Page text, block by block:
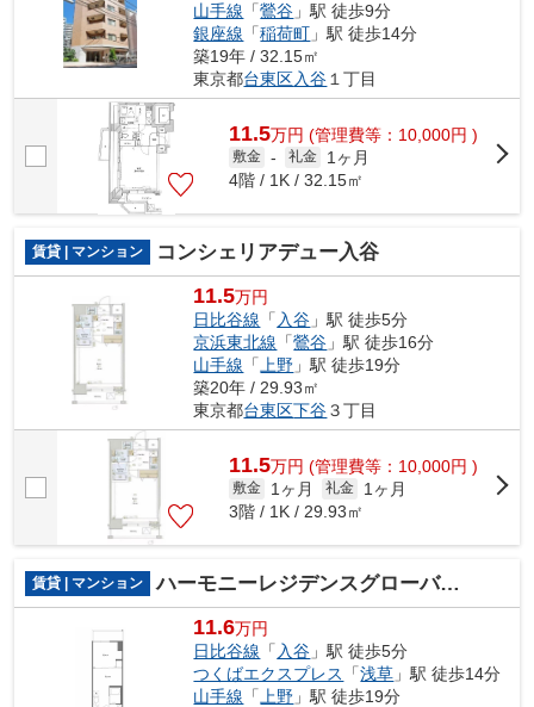
山手線 「鶯谷 」駅 徒歩9分
銀座線 「稲荷町 」駅 徒歩14分
築19年 / 32.15㎡
東京都台東区入谷１丁目
11.5万円 (管理費等：10,000円 )
敷金 - 礼金
1ヶ月
4階 / 1K / 32.15㎡
賃貸 | マンション コンシェリアデュー入谷
11.5万円
日比谷線 「 入谷 」駅 徒歩5分
京浜東北線 「鶯谷 」駅 徒歩16分
山手線 「 上野 」駅 徒歩19分
築20年 / 29.93㎡
東京都台東区下谷３丁目
11.5万円 (管理費等：10,000円 )
敷金 1ヶ月 礼金
1ヶ月
3階 / 1K / 29.93㎡
賃貸 | マンション ハーモニーレジデンスグローバルキャピタル
11.6万円
日比谷線 「 入谷 」駅 徒歩5分
つくばエクスプレス
「浅草 」駅 徒歩14分
山手線 「 上野 」駅 徒歩19分